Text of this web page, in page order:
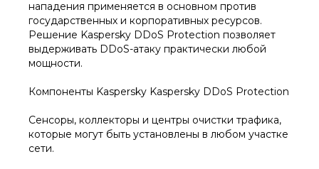
нападения применяется в основном против
государственных и корпоративных ресурсов.
Решение Kaspersky DDoS Protection позволяет
выдерживать DDoS-атаку практически любой
мощности.
Компоненты Kaspersky Kaspersky DDoS Protection​
Сенсоры, коллекторы и центры очистки трафика,
которые могут быть установлены в любом участке
сети.